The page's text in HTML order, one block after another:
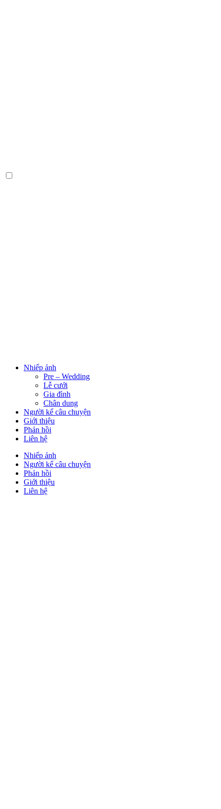
Nhiếp ảnh
Pre – Wedding
Lễ cưới
Gia đình
Chân dung
Người kể câu chuyện
Giới thiệu
Phản hồi
Liên hệ
Nhiếp ảnh
Người kể câu chuyện
Phản hồi
Giới thiệu
Liên hệ